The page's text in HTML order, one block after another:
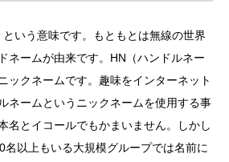
いう意味です。もともとは無線の世界
ネームが由来です。HN（ハンドルネー
ックネームです。趣味をインターネット
ネームというニックネームを使用する事
名とイコールでもかまいません。しかし
名以上もいる大規模グループでは名前に